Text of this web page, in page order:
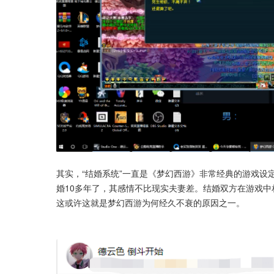
其实，“结婚系统”一直是《梦幻西游》非常经典的游戏
婚10多年了，其感情不比现实夫妻差。结婚双方在游戏
这或许这就是梦幻西游为何经久不衰的原因之一。